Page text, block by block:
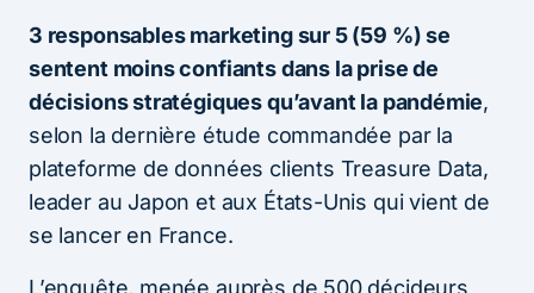
3 responsables marketing sur 5 (59 %) se
sentent moins confiants dans la prise de
décisions stratégiques qu’avant la pandémie,
selon la dernière étude commandée par la
plateforme de données clients Treasure Data,
leader au Japon et aux États-Unis qui vient de
se lancer en France.
L’enquête, menée auprès de 500 décideurs